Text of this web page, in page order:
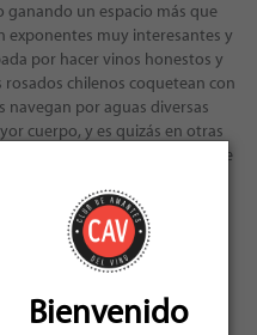
ganando un espacio más que
exponentes muy interesantes y
por hacer vinos honestos y
chilenos coquetean con
navegan por aguas diversas
cuerpo, y es quizás en otras
vinos llenos de identidad y que
Bienvenido